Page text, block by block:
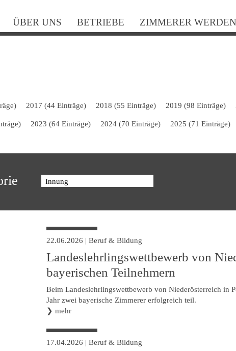
ÜBER UNS BETRIEBE ZIMMERER WERDEN
2017 (44 Einträge) 2018 (55 Einträge) 2019 (98 Einträge)
2023 (64 Einträge) 2024 (70 Einträge) 2025 (71 Einträge)
Innung
22.06.2026 | Beruf & Bildung
Landeslehrlingswettbewerb von
bayerischen Teilnehmern
Beim Landeslehrlingswettbewerb von Niederösterreich in
Jahr zwei bayerische Zimmerer erfolgreich teil.
❯ mehr
17.04.2026 | Beruf & Bildung